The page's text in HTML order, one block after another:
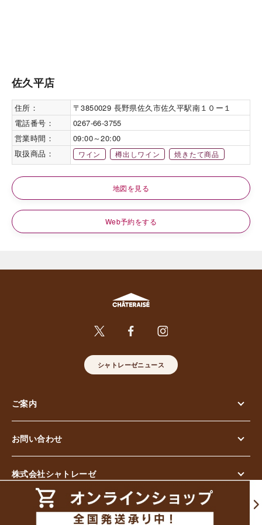
佐久平店
住所：
〒3850029 長野県佐久市佐久平駅南１０ー１
電話番号：
0267-66-3755
営業時間：
09:00～20:00
取扱商品：
ワイン 樽出しワイン 焼きたて商品
地図を見る
Web予約をする
シャトレーゼニュース
ご案内
お問い合わせ
株式会社シャトレーゼ
© Chateraise Co.,Ltd. All Rights Reserved.